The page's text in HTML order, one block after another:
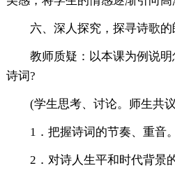
六、深人探究，探寻诗歌的
教师质疑：以本课为例说
诗词?
(学生思考、讨论。师生共
1．把握诗词的节奏、重音。
2．对诗人生平和时代背景